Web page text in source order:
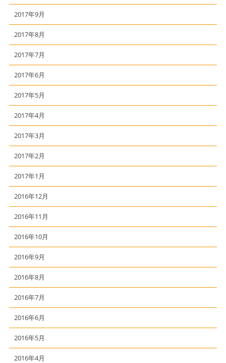
2017年9月
2017年8月
2017年7月
2017年6月
2017年5月
2017年4月
2017年3月
2017年2月
2017年1月
2016年12月
2016年11月
2016年10月
2016年9月
2016年8月
2016年7月
2016年6月
2016年5月
2016年4月